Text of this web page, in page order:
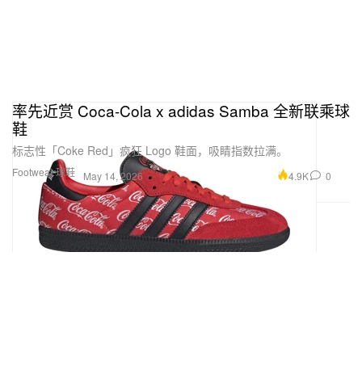
Footwear 球鞋
率先近赏 Coca-Cola x adidas Samba 全新联乘球
鞋
标志性「Coke Red」疯狂 Logo 鞋面，吸睛指数拉满。
May 14, 2026 4.9K 0